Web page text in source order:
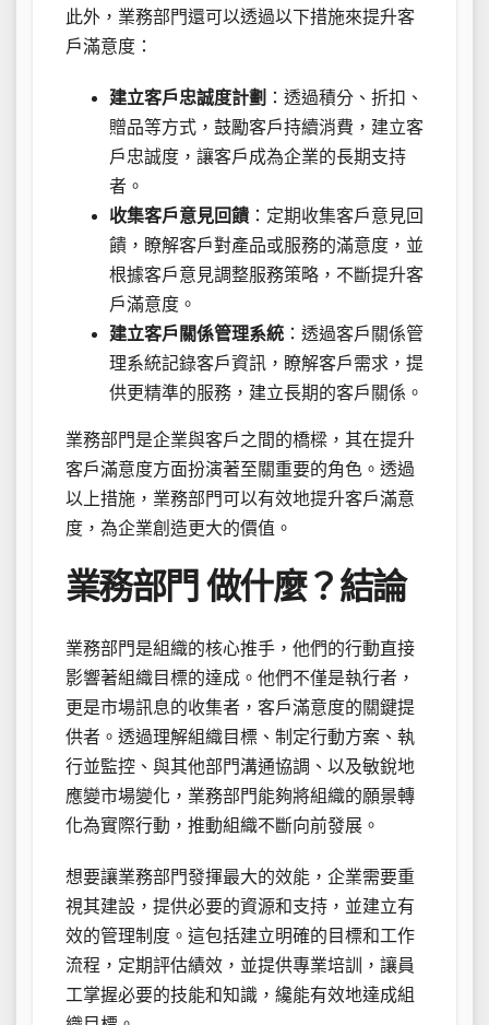
此外，業務部門還可以透過以下措施來提升客
戶滿意度：
建立客戶忠誠度計劃 ：透過積分、折扣、
贈品等方式，鼓勵客戶持續消費，建立客
戶忠誠度，讓客戶成為企業的長期支持
者。
收集客戶意見回饋 ：定期收集客戶意見回
饋，瞭解客戶對產品或服務的滿意度，並
根據客戶意見調整服務策略，不斷提升客
戶滿意度。
建立客戶關係管理系統 ：透過客戶關係管
理系統記錄客戶資訊，瞭解客戶需求，提
供更精準的服務，建立長期的客戶關係。
業務部門是企業與客戶之間的橋樑，其在提升
客戶滿意度方面扮演著至關重要的角色。透過
以上措施，業務部門可以有效地提升客戶滿意
度，為企業創造更大的價值。
業務部門 做什麼？結論
業務部門是組織的核心推手，他們的行動直接
影響著組織目標的達成。他們不僅是執行者，
更是市場訊息的收集者，客戶滿意度的關鍵提
供者。透過理解組織目標、制定行動方案、執
行並監控、與其他部門溝通協調、以及敏銳地
應變市場變化，業務部門能夠將組織的願景轉
化為實際行動，推動組織不斷向前發展。
想要讓業務部門發揮最大的效能，企業需要重
視其建設，提供必要的資源和支持，並建立有
效的管理制度。這包括建立明確的目標和工作
流程，定期評估績效，並提供專業培訓，讓員
工掌握必要的技能和知識，纔能有效地達成組